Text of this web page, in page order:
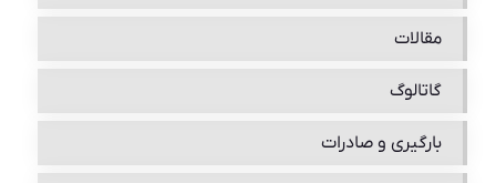
مقالات
گاتالوگ
بارگیری و صادرات